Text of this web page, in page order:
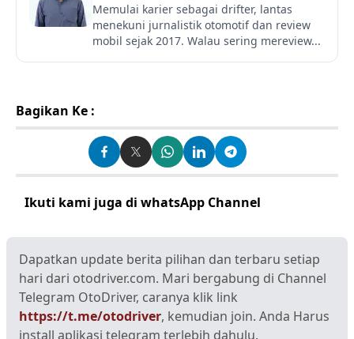
Memulai karier sebagai drifter, lantas
menekuni jurnalistik otomotif dan review
mobil sejak 2017. Walau sering mereview...
Bagikan Ke :
Ikuti kami juga di whatsApp Channel
Dapatkan update berita pilihan dan terbaru setiap
hari dari otodriver.com. Mari bergabung di Channel
Telegram OtoDriver, caranya klik link
https://t.me/otodriver, kemudian join. Anda Harus
install aplikasi telegram terlebih dahulu.